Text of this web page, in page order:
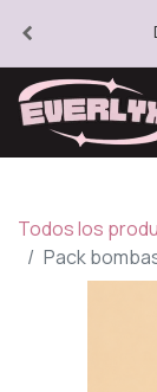
Todos los
Pack